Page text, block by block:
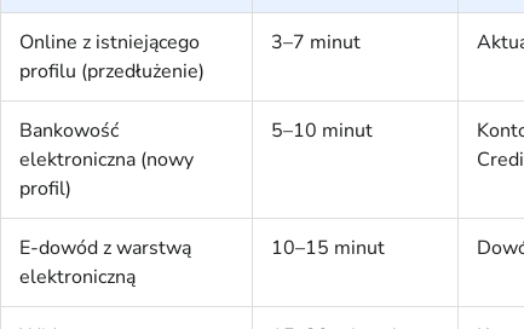
Online z istniejącego
profilu (przedłużenie)
3–7 minut
Bankowość
elektroniczna (nowy
profil)
5–10 minut
E-dowód z warstwą
elektroniczną
10–15 minut